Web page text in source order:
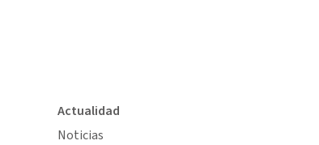
Actualidad
Noticias